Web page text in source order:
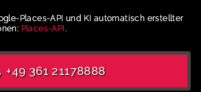
Places-API und KI automatisch erstellter
Places-API .
+49 361 21178888